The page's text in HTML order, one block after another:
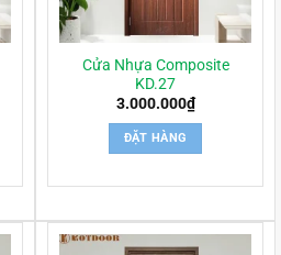
Cửa Nhựa Composite
KD.27
3.000.000₫
ĐẶT HÀNG